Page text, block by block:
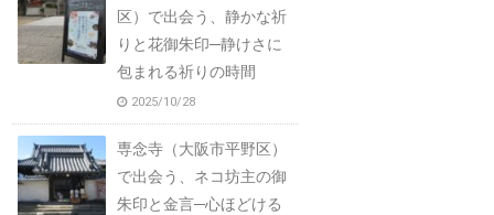
区）で出会う、静かな祈
りと花御朱印─静けさに
包まれる祈りの時間
2025/10/28
専念寺（大阪市平野区）
で出会う、ネコ坊主の御
朱印と金言─心ほどける